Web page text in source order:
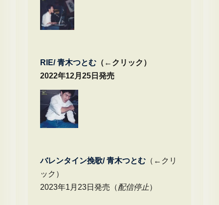
RIE/ 青木つとむ（←クリック）
2022年12月25日発売
バレンタイン挽歌/ 青木つとむ（←クリ
ック）
2023年1月23日発売（配信停止）